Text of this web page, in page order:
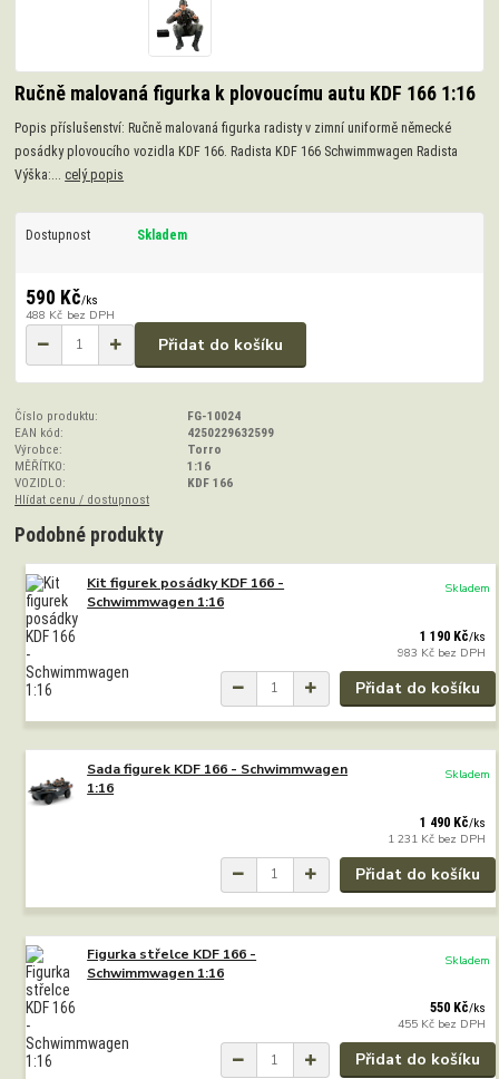
Ručně malovaná figurka k plovoucímu autu KDF 166 1:16
Popis příslušenství: Ručně malovaná figurka radisty v zimní uniformě německé
posádky plovoucího vozidla KDF 166. Radista KDF 166 Schwimmwagen Radista
Výška:... celý popis
Dostupnost Skladem
590 Kč/ks
488 Kč bez DPH
Přidat do košíku
Číslo produktu:
FG-10024
EAN kód:
4250229632599
Výrobce:
Torro
MĚŘÍTKO:
1:16
VOZIDLO:
KDF 166
Hlídat cenu / dostupnost
Podobné produkty
Kit figurek posádky KDF 166 -
Schwimmwagen 1:16
1 190 Kč/ks
983 Kč bez DPH
Skladem
Přidat do košíku
Sada figurek KDF 166 - Schwimmwagen
1:16
1 490 Kč/ks
1 231 Kč bez DPH
Skladem
Přidat do košíku
Figurka střelce KDF 166 -
Schwimmwagen 1:16
550 Kč/ks
455 Kč bez DPH
Skladem
Přidat do košíku